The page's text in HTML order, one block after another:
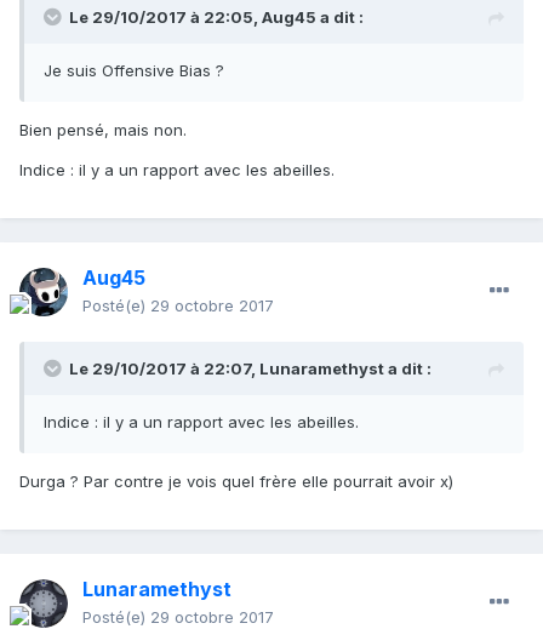
Le 29/10/2017 à 22:05, Aug45 a dit :
Je suis Offensive Bias ?
Bien pensé, mais non.
Indice : il y a un rapport avec les abeilles.
Aug45
Posté(e) 29 octobre 2017
Le 29/10/2017 à 22:07, Lunaramethysta dit :
Indice : il y a un rapport avec les abeilles.
Durga ? Par contre je vois quel frère elle pourrait avoir x)
Lunaramethyst
Posté(e) 29 octobre 2017